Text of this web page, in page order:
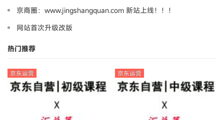
京商圈：www.jingshangquan.com 新站上线！！！
网站首次升级改版
热门推荐
京东运营 京东运营